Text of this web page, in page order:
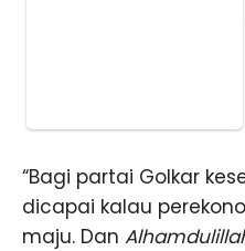
“Bagi partai Golkar
dicapai kalau
maju. Dan